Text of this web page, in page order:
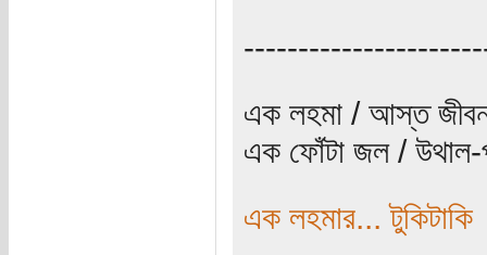
এক লহমা / আস্ত
এক ফোঁটা জল /
এক লহমার... টুকিটাকি